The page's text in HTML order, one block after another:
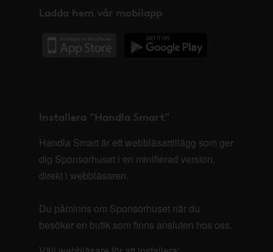
Ladda hem vår mobilapp
Installera "Handla Smart"
Handla Smart är ett webbläsartillägg som ger
dig Sponsorhuset i en minifierad version,
direkt i webbläsaren.
Du påminns om Sponsorhuset när du
besöker en butik som finns ansluten hos oss.